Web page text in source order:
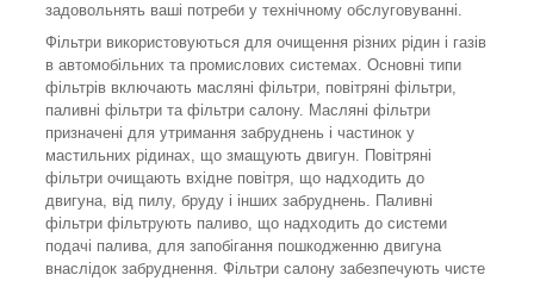
задовольнять ваші потреби у технічному обслуговуванні.
Фільтри використовуються для очищення різних рідин і газів
в автомобільних та промислових системах. Основні типи
фільтрів включають масляні фільтри, повітряні фільтри,
паливні фільтри та фільтри салону. Масляні фільтри
призначені для утримання забруднень і частинок у
мастильних рідинах, що змащують двигун. Повітряні
фільтри очищають вхідне повітря, що надходить до
двигуна, від пилу, бруду і інших забруднень. Паливні
фільтри фільтрують паливо, що надходить до системи
подачі палива, для запобігання пошкодженню двигуна
внаслідок забруднення. Фільтри салону забезпечують чисте